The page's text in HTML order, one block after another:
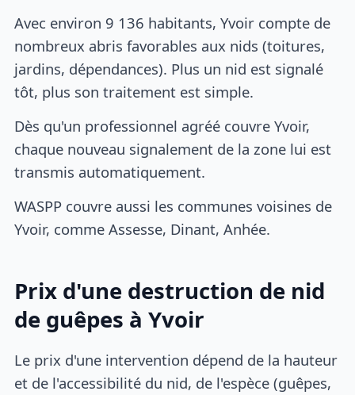
Avec environ 9 136 habitants, Yvoir compte de
nombreux abris favorables aux nids (toitures,
jardins, dépendances). Plus un nid est signalé
tôt, plus son traitement est simple.
Dès qu'un professionnel agréé couvre Yvoir,
chaque nouveau signalement de la zone lui est
transmis automatiquement.
WASPP couvre aussi les communes voisines de
Yvoir, comme Assesse, Dinant, Anhée.
Prix d'une destruction de nid
de guêpes à Yvoir
Le prix d'une intervention dépend de la hauteur
et de l'accessibilité du nid, de l'espèce (guêpes,